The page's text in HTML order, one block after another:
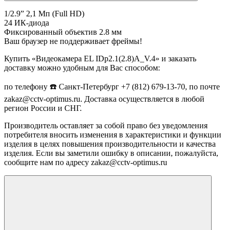
1/2.9” 2,1 Мп (Full HD)
24 ИК-диода
Фиксированный объектив 2.8 мм
Ваш браузер не поддерживает фреймы!
Купить «Видеокамера EL IDp2.1(2.8)A_V.4» и заказать
доставку можно удобным для Вас способом:
по телефону ☎️ Санкт-Петербург +7 (812) 679-13-70, по почте
zakaz@cctv-optimus.ru. Доставка осуществляется в любой
регион России и СНГ.
Производитель оставляет за собой право без уведомления
потребителя вносить изменения в характеристики и функции
изделия в целях повышения производительности и качества
изделия. Если вы заметили ошибку в описании, пожалуйста,
сообщите нам по адресу zakaz@cctv-optimus.ru